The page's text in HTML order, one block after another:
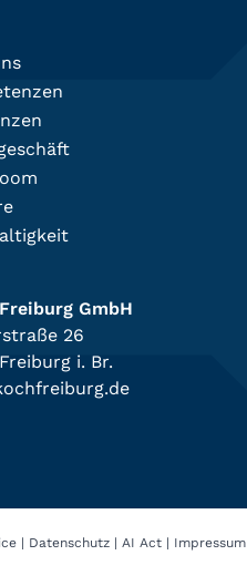
GmbH
26
i. Br.
| Datenschutz | AI Act | Impressum